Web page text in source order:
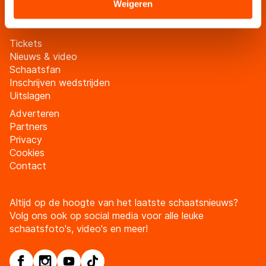
Sommige partners kunnen gegevens doorgeven aan
landen buiten de EU, zoals de VS, waar mogelijk geen
adequaat beschermingsniveau geldt volgens de GDPR.
Door op ‘Toestaan’ te klikken, stemt u in met deze
overdracht. Meer informatie vindt u in ons
Weigeren
Tickets
Nieuws & video
Schaatsfan
Inschrijven wedstrijden
Uitslagen
Adverteren
Partners
Privacy
Cookies
Contact
Altijd op de hoogte van het laatste schaatsnieuws?
Volg ons ook op social media voor alle leuke
schaatsfoto's, video's en meer!